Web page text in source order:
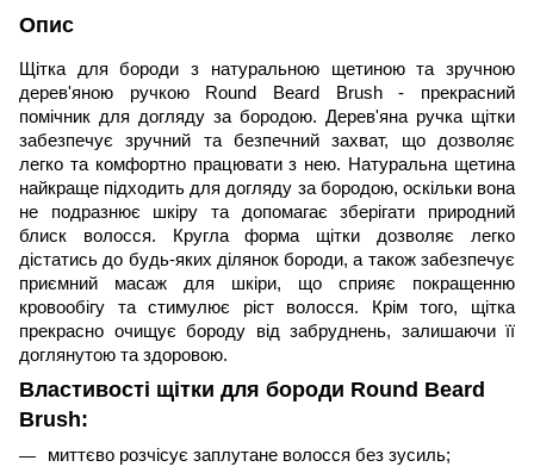
Опис
Щітка для бороди з натуральною щетиною та зручною
дерев'яною ручкою
Round Beard Brush- прекрасний
помічник для догляду за бородою. Дерев'яна ручка щітки
забезпечує зручний та безпечний захват, що дозволяє
легко та комфортно працювати з нею. Натуральна щетина
найкраще підходить для догляду за бородою, оскільки вона
не подразнює шкіру та допомагає зберігати природний
блиск волосся. Кругла форма щітки дозволяє легко
дістатись до будь-яких ділянок бороди, а також забезпечує
приємний масаж для шкіри, що сприяє покращенню
кровообігу та стимулює ріст волосся. Крім того, щітка
прекрасно очищує бороду від забруднень, залишаючи її
доглянутою та здоровою.
Властивості щітки для бороди Round Beard
Brush:
миттєво розчісує заплутане волосся без зусиль;